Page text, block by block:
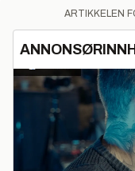
ARTIKKELEN